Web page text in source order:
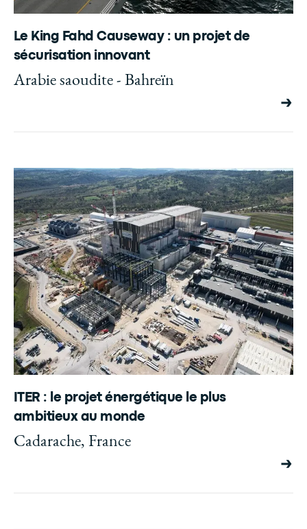
Le King Fahd Causeway : un projet de
sécurisation innovant
Arabie saoudite - Bahreïn
ITER : le projet énergétique le plus
ambitieux au monde
Cadarache, France